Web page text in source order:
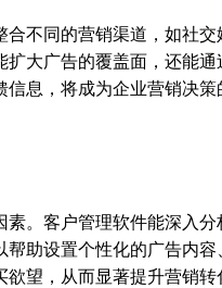
不同的营销渠道，如社
大广告的覆盖面，还能
息，将成为企业营销决
。客户管理软件能深入
助设置个性化的广告内
望，从而显著提升营销转